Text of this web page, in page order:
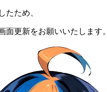
たため、
面更新をお願いいたします。